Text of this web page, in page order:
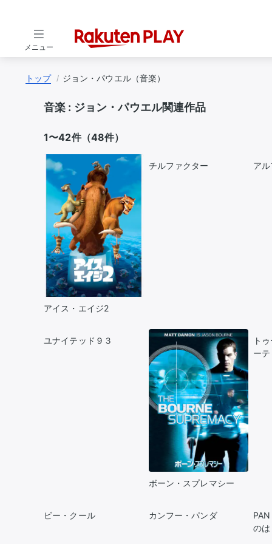
メニュー
トップ ジョン・パウエル（音楽）
音楽 : ジョン・パウエル関連作品
1〜42件（48件）
アイス・エイジ2
チルファクター ア
ユナイテッド９３
ボーン・スプレマシー
ト
ー
ビー・クール カンフー・パンダ
の